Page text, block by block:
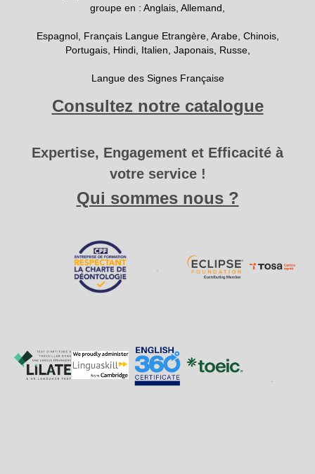
groupe en : Anglais, Allemand,
Espagnol, Français Langue Etrangère, Arabe, Chinois,
Portugais, Hindi, Italien, Japonais, Russe,
Langue des Signes Française
Consultez notre catalogue
Expertise, Engagement et Efficacité à
votre service !
Qui sommes nous ?